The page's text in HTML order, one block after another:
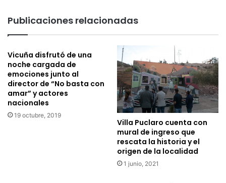
Publicaciones relacionadas
Vicuña disfrutó de una
noche cargada de
emociones junto al
director de “No basta con
amar” y actores
nacionales
19 octubre, 2019
Villa Puclaro cuenta con
mural de ingreso que
rescata la historia y el
origen de la localidad
1 junio, 2021